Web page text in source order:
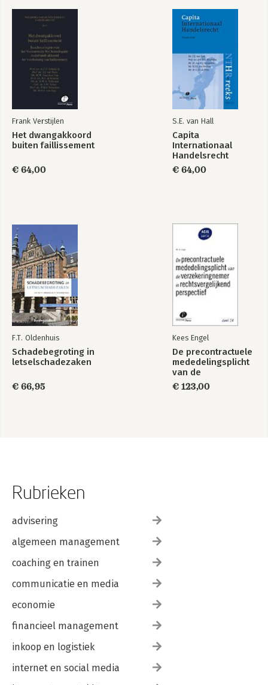
4.4 Eigen gebrek in het luchtvervoerrecht
4.5 Eigen gebrek in het recht van het vervoer per spoor
4.6 Eigen gebrek van de container
4.7 Conclusie en aanbevelingen
5 Eigen gebrek in het transportverzekeringsrecht
5.1 Inleiding
5.2 Eigen gebrek als dekkingsuitsluitingsgrond
5.3 Rechtsvergelijking
5.4 Conclusie en aanbevelingen
6 Conclusies en aanbevelingen
6.1 Causaliteit
6.3 Eigen gebrek in het vervoerrecht
Summary: Inherent vice in transport insurance law
Overzicht geraadpleegde literatuur
Overzicht geraadpleegde jurisprudentie
Dankwoord
Frank Verstijlen
Het dwangakkoord
buiten faillissement
€ 64,00
S.E. van Hall
Capita
Internationaal
Handelsrecht
€ 64,00
F.T. Oldenhuis
Schadebegroting in
letselschadezaken
€ 66,95
Kees Engel
De precontractuele
mededelingsplicht
van de
verzekeringnemer
in
€ 123,00
Rubrieken
advisering
algemeen management
coaching en trainen
communicatie en media
economie
financieel management
inkoop en logistiek
internet en social media